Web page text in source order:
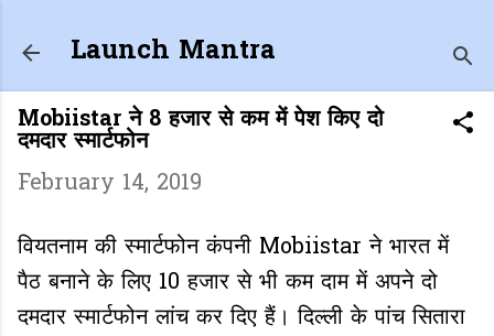
Launch Mantra
Mobiistar ने 8 हजार से कम में पेश किए दो
दमदार स्मार्टफोन
February 14, 2019
वियतनाम की स्मार्टफोन कंपनी Mobiistar ने भारत में
पैठ बनाने के लिए 10 हजार से भी कम दाम में अपने दो
दमदार स्मार्टफोन लांच कर दिए हैं। दिल्ली के पांच सितारा